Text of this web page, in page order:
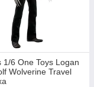
1/6 One Toys Logan
Wolverine Travel